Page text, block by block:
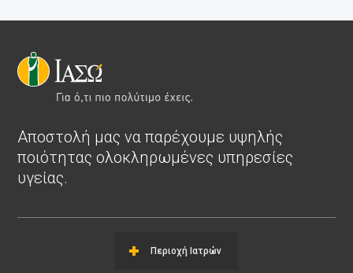
Αποστολή μας να παρέχουμε υψηλής
ποιότητας ολοκληρωμένες υπηρεσίες
υγείας.
Περιοχή Ιατρών